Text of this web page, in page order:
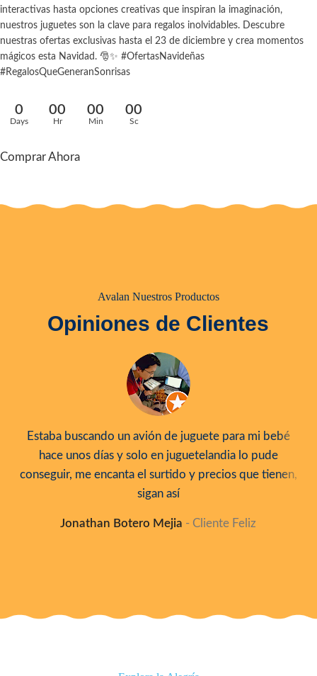
interactivas hasta opciones creativas que inspiran la imaginación,
nuestros juguetes son la clave para regalos inolvidables. Descubre
nuestras ofertas exclusivas hasta el 23 de diciembre y crea momentos
mágicos esta Navidad. 🎅✨ #OfertasNavideñas
#RegalosQueGeneranSonrisas
0
Days
00
Hr
00
Min
00
Sc
Comprar Ahora
Avalan Nuestros Productos
Opiniones de Clientes
Estaba buscando un avión de juguete para mi bebé
hace unos días y solo en juguetelandia lo pude
conseguir, me encanta el surtido y precios que tienen,
sigan así
Jonathan Botero Mejia Cliente Feliz